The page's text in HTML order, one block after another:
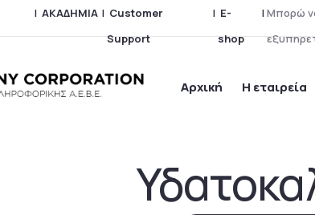
| ΑΚΑΔΗΜΙΑ | Customer
Support
| E-
shop
|Μπορώ ν
εξυπηρε
Αρχική Η εταιρεία